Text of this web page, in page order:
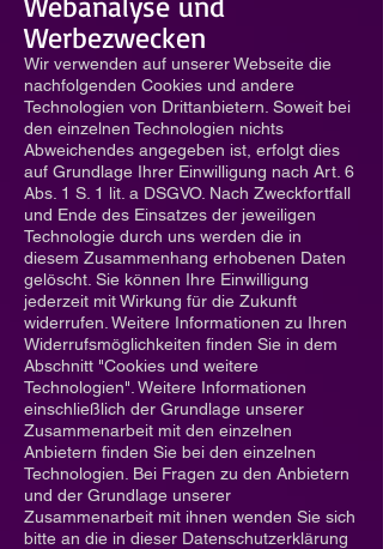
Werbezwecken
Wir verwenden auf unserer Webseite die
nachfolgenden Cookies und andere
Technologien von Drittanbietern. Soweit bei
den einzelnen Technologien nichts
Abweichendes angegeben ist, erfolgt dies
auf Grundlage Ihrer Einwilligung nach Art. 6
Abs. 1 S. 1 lit. a DSGVO. Nach Zweckfortfall
und Ende des Einsatzes der jeweiligen
Technologie durch uns werden die in
diesem Zusammenhang erhobenen Daten
gelöscht. Sie können Ihre Einwilligung
jederzeit mit Wirkung für die Zukunft
widerrufen. Weitere Informationen zu Ihren
Widerrufsmöglichkeiten finden Sie in dem
Abschnitt "Cookies und weitere
Technologien". Weitere Informationen
einschließlich der Grundlage unserer
Zusammenarbeit mit den einzelnen
Anbietern finden Sie bei den einzelnen
Technologien. Bei Fragen zu den Anbietern
und der Grundlage unserer
Zusammenarbeit mit ihnen wenden Sie sich
bitte an die in dieser Datenschutzerklärung